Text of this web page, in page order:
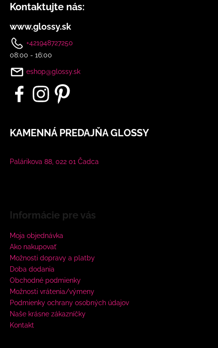
Kontaktujte nás:
www.glossy.sk
+421948727250
08:00 - 16:00
eshop@glossy.sk
KAMENNÁ PREDAJŇA GLOSSY
Palárikova 88, 022 01 Čadca
Informácie pre vás
Moja objednávka
Ako nakupovať
Možnosti dopravy a platby
Doba dodania
Obchodné podmienky
Možnosti vrátenia/výmeny
Podmienky ochrany osobných údajov
Naše krásne zákazníčky
Kontakt